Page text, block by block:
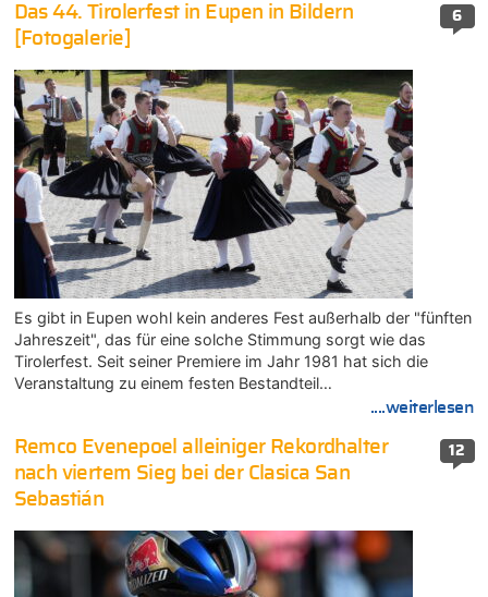
6
Das 44. Tirolerfest in Eupen in Bildern
[Fotogalerie]
Es gibt in Eupen wohl kein anderes Fest außerhalb der "fünften
Jahreszeit", das für eine solche Stimmung sorgt wie das
Tirolerfest. Seit seiner Premiere im Jahr 1981 hat sich die
Veranstaltung zu einem festen Bestandteil…
....weiterlesen
12
Remco Evenepoel alleiniger Rekordhalter
nach viertem Sieg bei der Clasica San
Sebastián